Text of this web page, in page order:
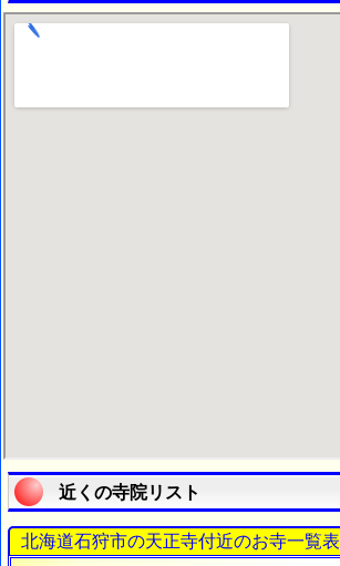
近くの寺院リスト
北海道石狩市の天正寺付近のお寺一覧表